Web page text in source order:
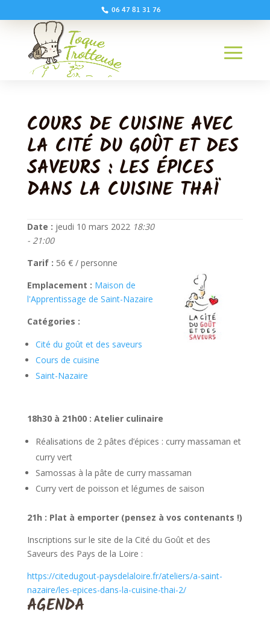
06 47 81 31 76
COURS DE CUISINE AVEC
LA CITÉ DU GOÛT ET DES
SAVEURS : LES ÉPICES
DANS LA CUISINE THAÏ
Date : jeudi 10 mars 2022 18:30
- 21:00
Tarif : 56 € / personne
Emplacement : Maison de
l'Apprentissage de Saint-Nazaire
Catégories :
Cité du goût et des saveurs
Cours de cuisine
Saint-Nazaire
18h30 à 21h00 : Atelier culinaire
Réalisations de 2 pâtes d’épices : curry massaman et
curry vert
Samossas à la pâte de curry massaman
Curry vert de poisson et légumes de saison
21h : Plat à emporter (pensez à vos contenants !)
Inscriptions sur le site de la Cité du Goût et des
Saveurs des Pays de la Loire :
https://citedugout-paysdelaloire.fr/ateliers/a-saint-
nazaire/les-epices-dans-la-cuisine-thai-2/
AGENDA